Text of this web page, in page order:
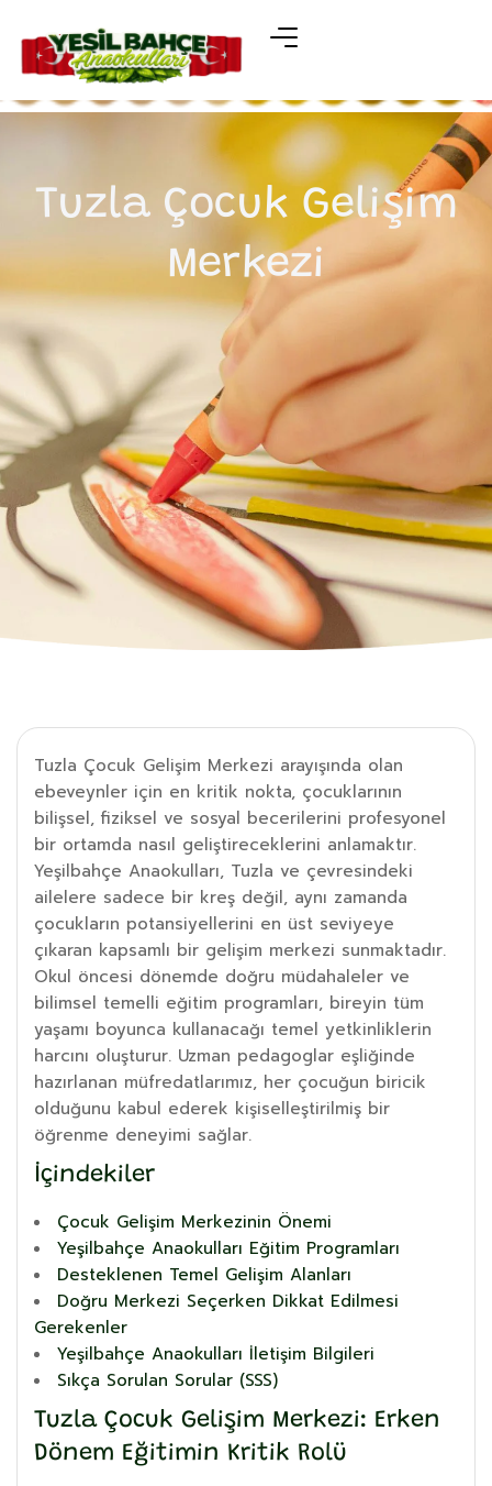
Tuzla Çocuk Gelişim
Merkezi
Tuzla Çocuk Gelişim Merkezi arayışında olan
ebeveynler için en kritik nokta, çocuklarının
bilişsel, fiziksel ve sosyal becerilerini profesyonel
bir ortamda nasıl geliştireceklerini anlamaktır.
Yeşilbahçe Anaokulları, Tuzla ve çevresindeki
ailelere sadece bir kreş değil, aynı zamanda
çocukların potansiyellerini en üst seviyeye
çıkaran kapsamlı bir gelişim merkezi sunmaktadır.
Okul öncesi dönemde doğru müdahaleler ve
bilimsel temelli eğitim programları, bireyin tüm
yaşamı boyunca kullanacağı temel yetkinliklerin
harcını oluşturur. Uzman pedagoglar eşliğinde
hazırlanan müfredatlarımız, her çocuğun biricik
olduğunu kabul ederek kişiselleştirilmiş bir
öğrenme deneyimi sağlar.
İçindekiler
Çocuk Gelişim Merkezinin Önemi
Yeşilbahçe Anaokulları Eğitim Programları
Desteklenen Temel Gelişim Alanları
Doğru Merkezi Seçerken Dikkat Edilmesi
Gerekenler
Yeşilbahçe Anaokulları İletişim Bilgileri
Sıkça Sorulan Sorular (SSS)
Tuzla Çocuk Gelişim Merkezi: Erken
Dönem Eğitimin Kritik Rolü